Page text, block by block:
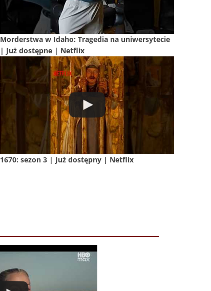
Morderstwa w Idaho: Tragedia na uniwersytecie
| Już dostępne | Netflix
1670: sezon 3 | Już dostępny | Netflix